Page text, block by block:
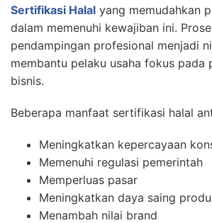
Sertifikasi Halal yang memudahkan
dalam memenuhi kewajiban ini.
pendampingan profesional menjadi
membantu pelaku usaha fokus pada
bisnis.
Beberapa manfaat sertifikasi halal
Meningkatkan kepercayaan
Memenuhi regulasi pemerintah
Memperluas pasar
Meningkatkan daya saing
Menambah nilai brand